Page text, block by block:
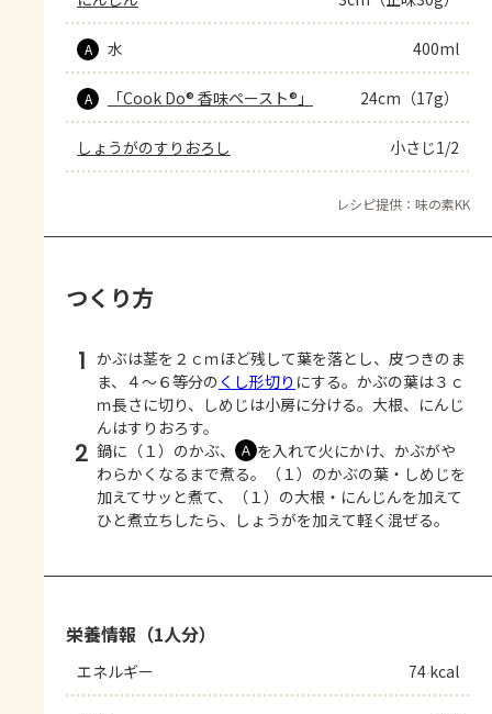
A 水 400ml
A 「Cook Do® 香味ペースト®」 24cm（17g）
しょうがのすりおろし 小さじ1/2
レシピ提供：味の素KK
つくり方
1 かぶは茎を２ｃｍほど残して葉を落とし、皮つきのま
ま、４～６等分の くし形切り にする。かぶの葉は３ｃ
ｍ長さに切り、しめじは小房に分ける。大根、にんじ
んはすりおろす。
2 鍋に（１）のかぶ、 Ａ を入れて火にかけ、かぶがや
わらかくなるまで煮る。（１）のかぶの葉・しめじを
加えてサッと煮て、（１）の大根・にんじんを加えて
ひと煮立ちしたら、しょうがを加えて軽く混ぜる。
栄養情報（1人分）
エネルギー 74 kcal